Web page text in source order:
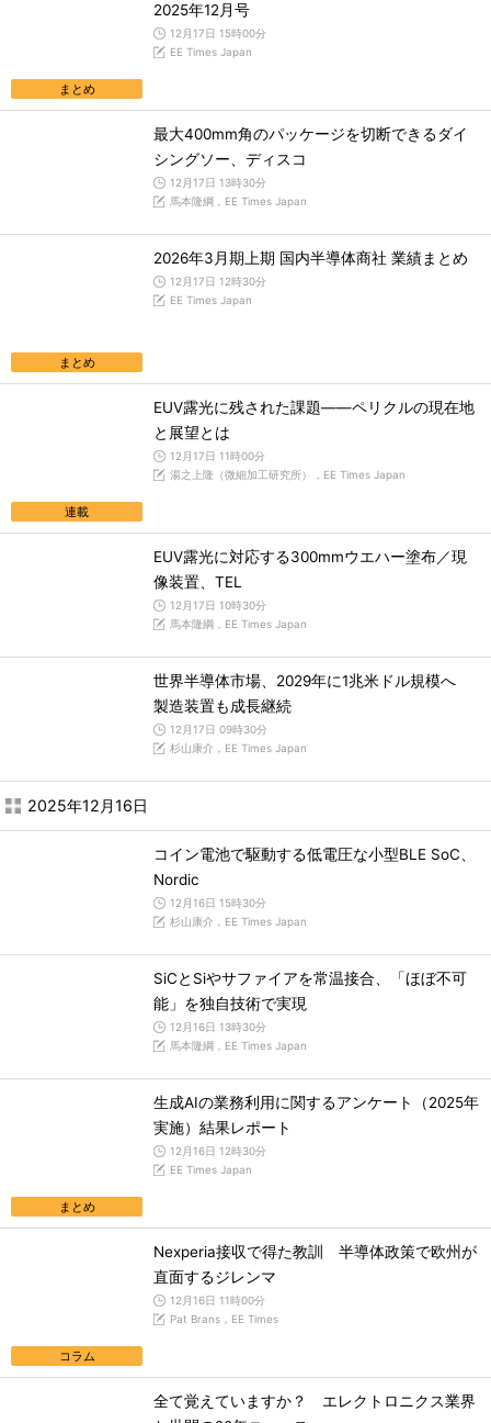
まとめ
2025年12月号
12月17日 15時00分
EE Times Japan
最大400mm角のパッケージを切断できるダイ
シングソー、ディスコ
12月17日 13時30分
馬本隆綱，EE Times Japan
まとめ
2026年3月期上期 国内半導体商社 業績まとめ
12月17日 12時30分
EE Times Japan
連載
EUV露光に残された課題――ペリクルの現在地
と展望とは
12月17日 11時00分
湯之上隆（微細加工研究所），EE Times Japan
EUV露光に対応する300mmウエハー塗布／現
像装置、TEL
12月17日 10時30分
馬本隆綱，EE Times Japan
世界半導体市場、2029年に1兆米ドル規模へ
製造装置も成長継続
12月17日 09時30分
杉山康介，EE Times Japan
2025年12月16日
コイン電池で駆動する低電圧な小型BLE SoC、
Nordic
12月16日 15時30分
杉山康介，EE Times Japan
SiCとSiやサファイアを常温接合、「ほぼ不可
能」を独自技術で実現
12月16日 13時30分
馬本隆綱，EE Times Japan
まとめ
生成AIの業務利用に関するアンケート（2025年
実施）結果レポート
12月16日 12時30分
EE Times Japan
コラム
Nexperia接収で得た教訓 半導体政策で欧州が
直面するジレンマ
12月16日 11時00分
Pat Brans，EE Times
全て覚えていますか？ エレクトロニクス業界